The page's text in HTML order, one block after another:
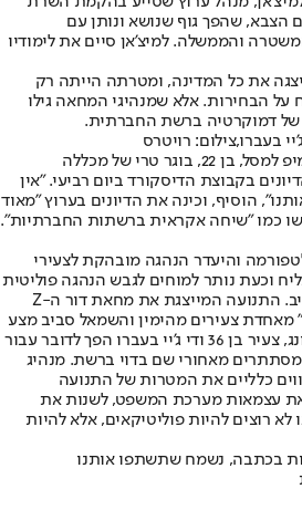
הצבא, שהפך גוף שנושא ונותן עם
והממשלה. למיצ'אן סיים את לימודיו
את כל המדינה, ומטרתה הייתה רק
על הבחירות. אלא שמנהיגי המחאה גילו
של דמוקרטיה ברשת החברתית.
בעברו,צילום: רויטרס
"זה קרה כל כך מהר", אמר סמיפ למסל, בן 22, בוגר טרי של מכללה
בקבוצת הדיסקורד ביום רביעי. "אין
הוסיף, וכינה את הדיונים בערוץ "מאוד
כמו "שיחה אקראית ברשתות החברתיות".
והיעדר הנהגה מובהקת לצעירי
וכעת נותר למוחים לגבש הנהגה פוליטית
חדשה לקראת הבחירות באביב. התנועה המייצגת את מחאת דור ה-Z
מאחדת צעירים מהימין והשמאל סביב מצע
ליברלי נגד שחיתות. סודן גורונג, צעיר בן 36 ודי ג'יי בעברו הפך לדובר עבור
מאחורי שם בדוי ברשת. מנהיג
כלליים את המטרות של התנועה
את עצמאות מערכת המשפט, לשנות את
רוצים להיות פוליטיקאים, אלא להיות
בכתבה, נשמח שתשתפו אותנו